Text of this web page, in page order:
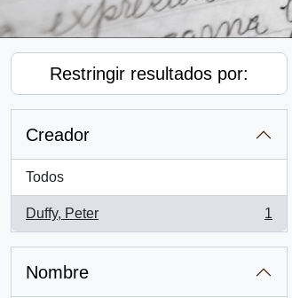
Restringir resultados por:
Creador
Todos
Duffy, Peter
, 1 resultados
1
Nombre